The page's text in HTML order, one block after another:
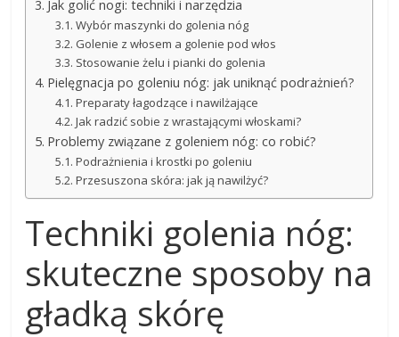
Jak golić nogi: techniki i narzędzia
Wybór maszynki do golenia nóg
Golenie z włosem a golenie pod włos
Stosowanie żelu i pianki do golenia
Pielęgnacja po goleniu nóg: jak uniknąć podrażnień?
Preparaty łagodzące i nawilżające
Jak radzić sobie z wrastającymi włoskami?
Problemy związane z goleniem nóg: co robić?
Podrażnienia i krostki po goleniu
Przesuszona skóra: jak ją nawilżyć?
Techniki golenia nóg:
skuteczne sposoby na
gładką skórę